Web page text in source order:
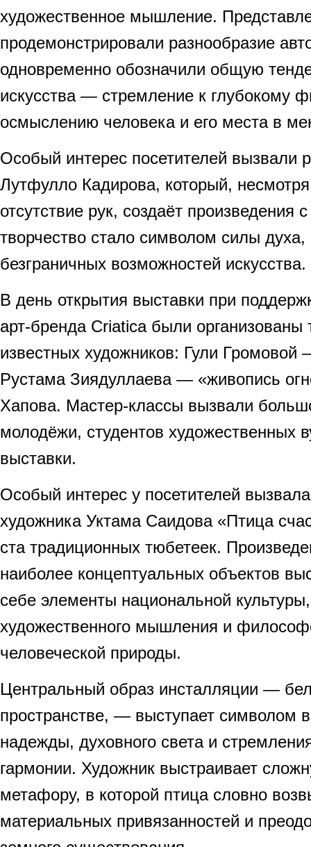
художественное мышление.
продемонстрировали разнообразие
одновременно обозначили общую
искусства — стремление к глубокому
осмыслению человека и его места в
Особый интерес посетителей вызвали
Лутфулло Кадирова, который,
отсутствие рук, создаёт произведения
творчество стало символом силы
безграничных возможностей искусства.
В день открытия выставки при
арт-бренда Criatica были организованы
известных художников: Гули
Рустама Зиядуллаева — «живопись
Хапова. Мастер-классы вызвали
молодёжи, студентов художественных
выставки.
Особый интерес у посетителей
художника Уктама Саидова «Птица
ста традиционных тюбетеек.
наиболее концептуальных объектов
себе элементы национальной
художественного мышления и
человеческой природы.
Центральный образ инсталляции —
пространстве, — выступает символом
надежды, духовного света и
гармонии. Художник выстраивает
метафору, в которой птица словно
материальных привязанностей и